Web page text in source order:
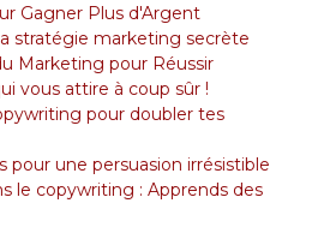
Gagner Plus d'Argent
stratégie marketing secrète
Marketing pour Réussir
vous attire à coup sûr !
pour doubler tes
pour une persuasion irrésistible
le copywriting : Apprends des